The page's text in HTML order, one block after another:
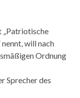
„Patriotische
will nach
Ordnung
Sprecher des